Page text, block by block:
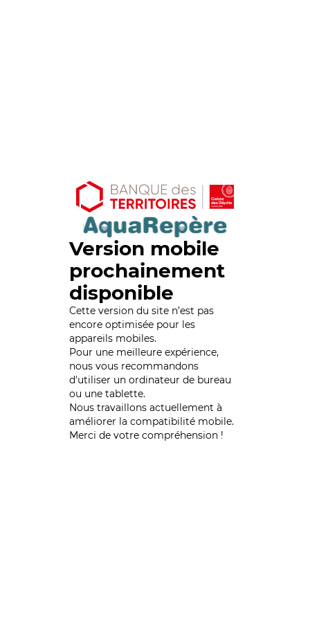
Version mobile
prochainement
disponible
Cette version du site n’est pas
encore optimisée pour les
appareils mobiles.
Pour une meilleure expérience,
nous vous recommandons
d'utiliser un ordinateur de bureau
ou une tablette.
Nous travaillons actuellement à
améliorer la compatibilité mobile.
Merci de votre compréhension !